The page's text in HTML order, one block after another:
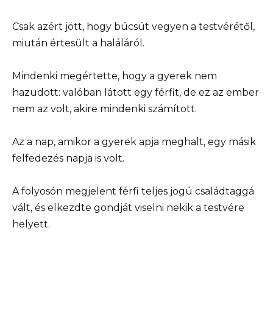
Csak azért jött, hogy búcsút vegyen a testvérétől,
miután értesült a haláláról.
Mindenki megértette, hogy a gyerek nem
hazudott: valóban látott egy férfit, de ez az ember
nem az volt, akire mindenki számított.
Az a nap, amikor a gyerek apja meghalt, egy másik
felfedezés napja is volt.
A folyosón megjelent férfi teljes jogú családtaggá
vált, és elkezdte gondját viselni nekik a testvére
helyett.